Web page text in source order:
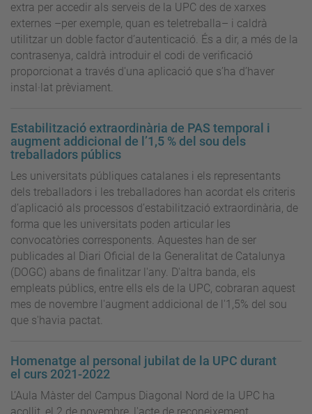
extra per accedir als serveis de la UPC des de xarxes
externes –per exemple, quan es teletreballa– i caldrà
utilitzar un doble factor d’autenticació. És a dir, a més de la
contrasenya, caldrà introduir el codi de verificació
proporcionat a través d'una aplicació que s’ha d’haver
instal·lat prèviament.
Estabilització extraordinària de PAS temporal i
augment addicional de l’1,5 % del sou dels
treballadors públics
Les universitats públiques catalanes i els representants
dels treballadors i les treballadores han acordat els criteris
d’aplicació als processos d’estabilització extraordinària, de
forma que les universitats poden articular les
convocatòries corresponents. Aquestes han de ser
publicades al Diari Oficial de la Generalitat de Catalunya
(DOGC) abans de finalitzar l'any. D'altra banda, els
empleats públics, entre ells els de la UPC, cobraran aquest
mes de novembre l'augment addicional de l'1,5% del sou
que s'havia pactat.
Homenatge al personal jubilat de la UPC durant
el curs 2021-2022
L’Aula Màster del Campus Diagonal Nord de la UPC ha